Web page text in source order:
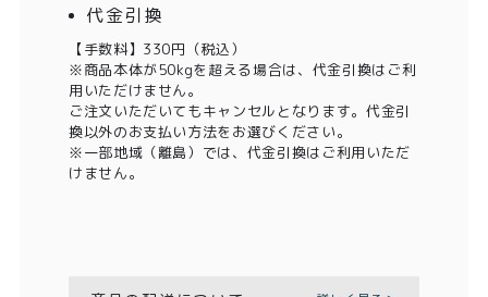
代金引換
【手数料】330円（税込）
※商品本体が50kgを超える場合は、代金引換はご利
用いただけません。
ご注文いただいてもキャンセルとなります。代金引
換以外のお支払い方法をお選びください。
※一部地域（離島）では、代金引換はご利用いただ
けません。